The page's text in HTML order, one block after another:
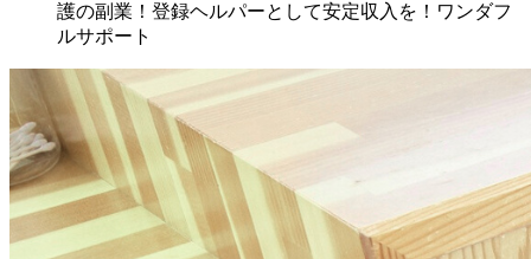
護の副業！登録ヘルパーとして安定収入を！ワンダフ
ルサポート